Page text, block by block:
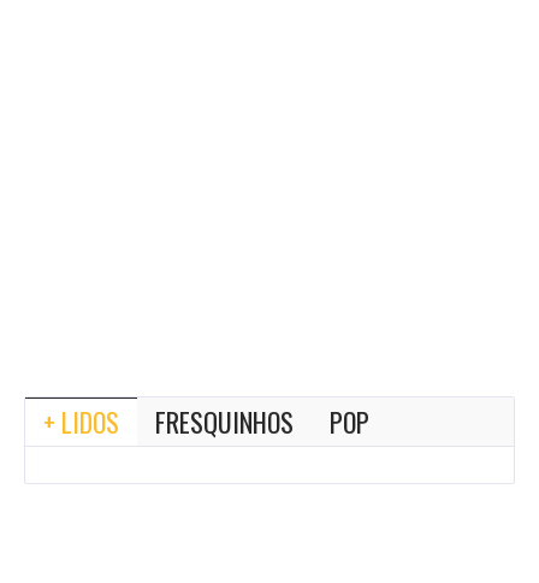
+ LIDOS FRESQUINHOS POP